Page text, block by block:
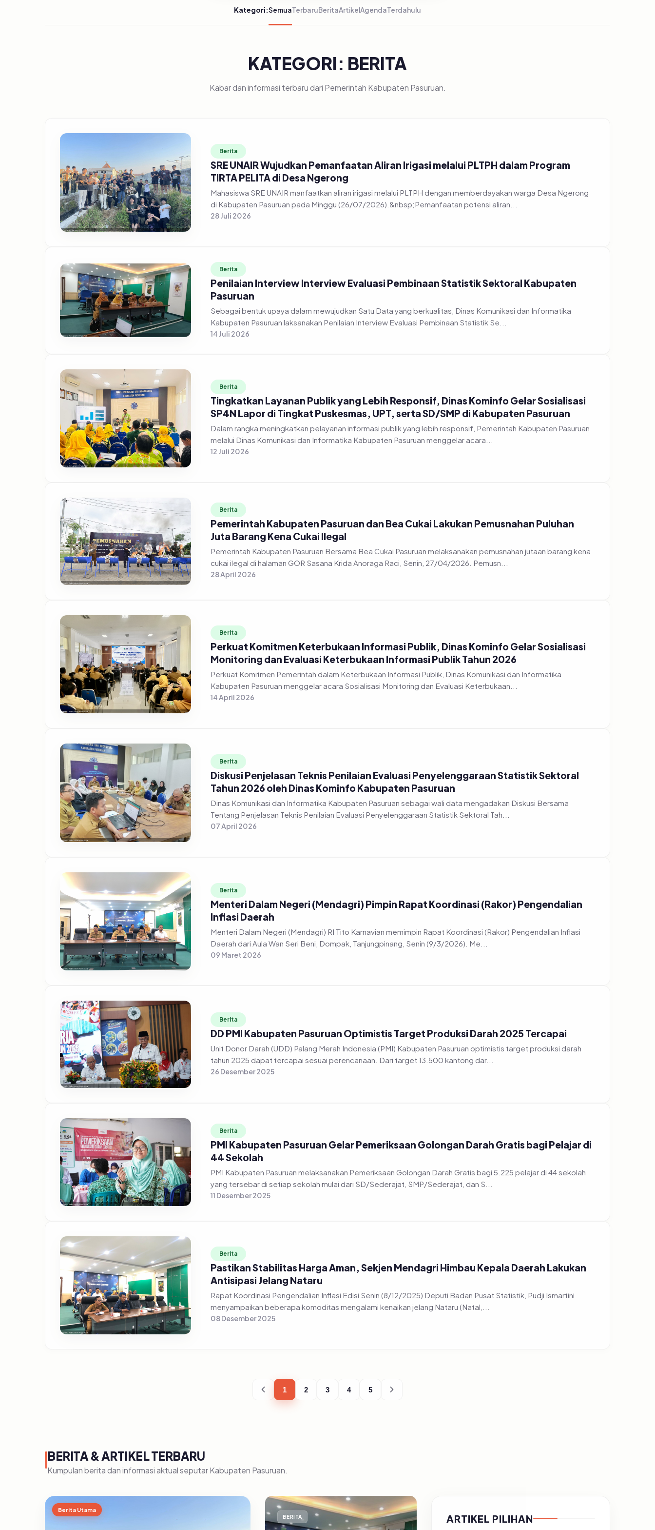
Kategori:SemuaTerbaruBerita ArtikelAgendaTerdahulu
KATEGORI: BERITA
Kabar dan informasi terbaru dari Pemerintah Kabupaten Pasuruan.
Berita
SRE UNAIR Wujudkan Pemanfaatan Aliran Irigasi melalui PLTPH dalam Program
TIRTA PELITA di Desa Ngerong
Mahasiswa SRE UNAIR manfaatkan aliran irigasi melalui PLTPH dengan memberdayakan warga Desa Ngerong
di Kabupaten Pasuruan pada Minggu (26/07/2026).&nbsp;Pemanfaatan potensi aliran...
28 Juli 2026
Berita
Penilaian Interview Interview Evaluasi Pembinaan Statistik Sektoral Kabupaten
Pasuruan
Sebagai bentuk upaya dalam mewujudkan Satu Data yang berkualitas, Dinas Komunikasi dan Informatika
Kabupaten Pasuruan laksanakan Penilaian Interview Evaluasi Pembinaan Statistik Se...
14 Juli 2026
Berita
Tingkatkan Layanan Publik yang Lebih Responsif, Dinas Kominfo Gelar Sosialisasi
SP4N Lapor di Tingkat Puskesmas, UPT, serta SD/SMP di Kabupaten Pasuruan
Dalam rangka meningkatkan pelayanan informasi publik yang lebih responsif, Pemerintah Kabupaten Pasuruan
melalui Dinas Komunikasi dan Informatika Kabupaten Pasuruan menggelar acara...
12 Juli 2026
Berita
Pemerintah Kabupaten Pasuruan dan Bea Cukai Lakukan Pemusnahan Puluhan
Juta Barang Kena Cukai Ilegal
Pemerintah Kabupaten Pasuruan Bersama Bea Cukai Pasuruan melaksanakan pemusnahan jutaan barang kena
cukai ilegal di halaman GOR Sasana Krida Anoraga Raci, Senin, 27/04/2026. Pemusn...
28 April 2026
Berita
Perkuat Komitmen Keterbukaan Informasi Publik, Dinas Kominfo Gelar Sosialisasi
Monitoring dan Evaluasi Keterbukaan Informasi Publik Tahun 2026
Perkuat Komitmen Pemerintah dalam Keterbukaan Informasi Publik, Dinas Komunikasi dan Informatika
Kabupaten Pasuruan menggelar acara Sosialisasi Monitoring dan Evaluasi Keterbukaan...
14 April 2026
Berita
Diskusi Penjelasan Teknis Penilaian Evaluasi Penyelenggaraan Statistik Sektoral
Tahun 2026 oleh Dinas Kominfo Kabupaten Pasuruan
Dinas Komunikasi dan Informatika Kabupaten Pasuruan sebagai wali data mengadakan Diskusi Bersama
Tentang Penjelasan Teknis Penilaian Evaluasi Penyelenggaraan Statistik Sektoral Tah...
07 April 2026
Berita
Menteri Dalam Negeri (Mendagri) Pimpin Rapat Koordinasi (Rakor) Pengendalian
Inflasi Daerah
Menteri Dalam Negeri (Mendagri) RI Tito Karnavian memimpin Rapat Koordinasi (Rakor) Pengendalian Inflasi
Daerah dari Aula Wan Seri Beni, Dompak, Tanjungpinang, Senin (9/3/2026). Me...
09 Maret 2026
Berita
DD PMI Kabupaten Pasuruan Optimistis Target Produksi Darah 2025 Tercapai
Unit Donor Darah (UDD) Palang Merah Indonesia (PMI) Kabupaten Pasuruan optimistis target produksi darah
tahun 2025 dapat tercapai sesuai perencanaan. Dari target 13.500 kantong dar...
26 Desember 2025
Berita
PMI Kabupaten Pasuruan Gelar Pemeriksaan Golongan Darah Gratis bagi Pelajar di
44 Sekolah
PMI Kabupaten Pasuruan melaksanakan Pemeriksaan Golongan Darah Gratis bagi 5.225 pelajar di 44 sekolah
yang tersebar di setiap sekolah mulai dari SD/Sederajat, SMP/Sederajat, dan S...
11 Desember 2025
Berita
Pastikan Stabilitas Harga Aman, Sekjen Mendagri Himbau Kepala Daerah Lakukan
Antisipasi Jelang Nataru
Rapat Koordinasi Pengendalian Inflasi Edisi Senin (8/12/2025) Deputi Badan Pusat Statistik, Pudji Ismartini
menyampaikan beberapa komoditas mengalami kenaikan jelang Nataru (Natal,...
08 Desember 2025
1 2 3 4 5
BERITA & ARTIKEL TERBARU
Kumpulan berita dan informasi aktual seputar Kabupaten Pasuruan.
Berita Utama
BERITA ARTIKEL PILIHAN